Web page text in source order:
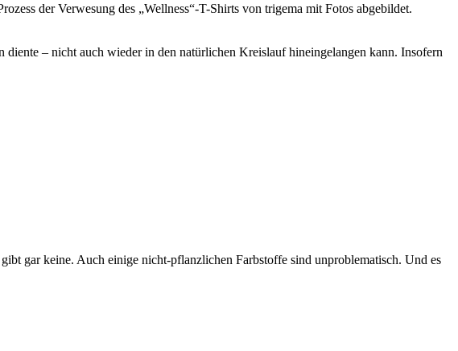
der Verwesung des „Wellness“-T-Shirts von trigema mit Fotos abgebildet.
– nicht auch wieder in den natürlichen Kreislauf hineingelangen kann. Insofern
gar keine. Auch einige nicht-pflanzlichen Farbstoffe sind unproblematisch. Und es